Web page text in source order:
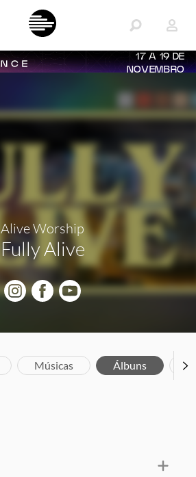
17 A 19 DE
NOVEMBRO
Alive Worship
Fully Alive
Músicas Álbuns